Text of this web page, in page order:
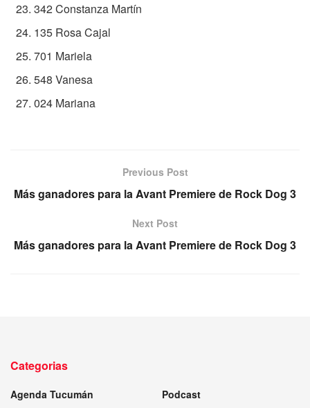
342 Constanza Martín
135 Rosa Cajal
701 Mariela
548 Vanesa
024 Mariana
Previous Post
Más ganadores para la Avant Premiere de Rock Dog 3
Next Post
Más ganadores para la Avant Premiere de Rock Dog 3
Categorias
Agenda Tucumán Podcast